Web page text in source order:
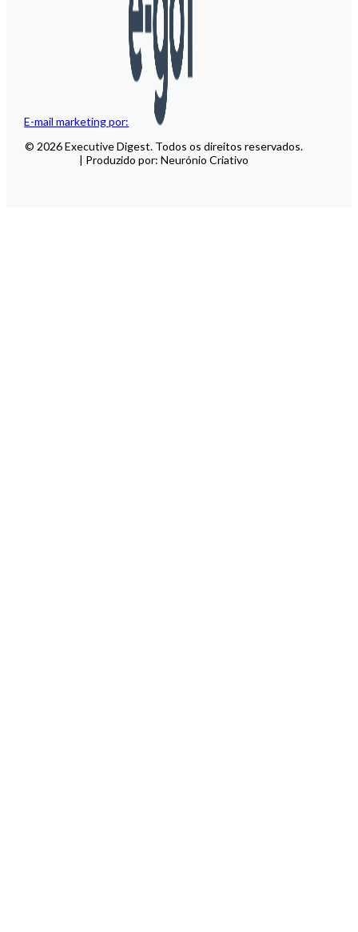
E-mail marketing por:
© 2026 Executive Digest. Todos os direitos reservados.
| Produzido por: Neurónio Criativo